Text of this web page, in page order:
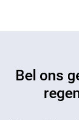
Bel ons